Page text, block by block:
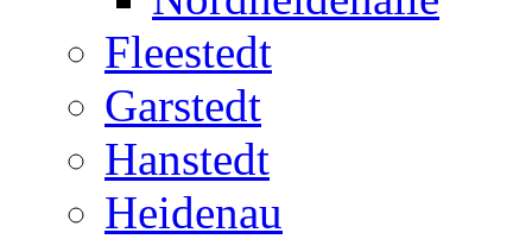
Fleestedt
Garstedt
Hanstedt
Heidenau